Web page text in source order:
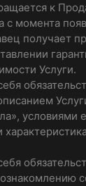
к
с момента
получает
Услуги.
условиями